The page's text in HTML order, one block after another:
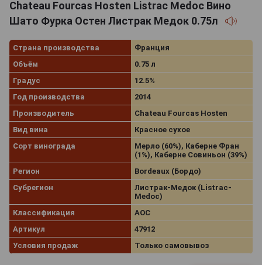
Chateau Fourcas Hosten Listrac Medoc Вино
Шато Фурка Остен Листрак Медок 0.75л
Страна производства
Франция
Объём
0.75 л
Градус
12.5%
Год производства
2014
Производитель
Chateau Fourcas Hosten
Вид вина
Красное сухое
Сорт винограда
Мерло (60%), Каберне Фран
(1%), Каберне Совиньон (39%)
Регион
Bordeaux (Бордо)
Субрегион
Листрак-Медок (Listrac-
Medoc)
Классификация
AOC
Артикул
47912
Условия продаж
Только самовывоз